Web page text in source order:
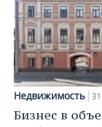
Недвижимость
Бизнес в